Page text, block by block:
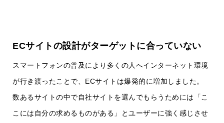
ECサイトの設計がターゲットに合っていない
スマートフォンの普及により多くの人へインターネット環境
が行き渡ったことで、ECサイトは爆発的に増加しました。
数あるサイトの中で自社サイトを選んでもらうためには「こ
こには自分の求めるものがある」とユーザーに強く感じさせ